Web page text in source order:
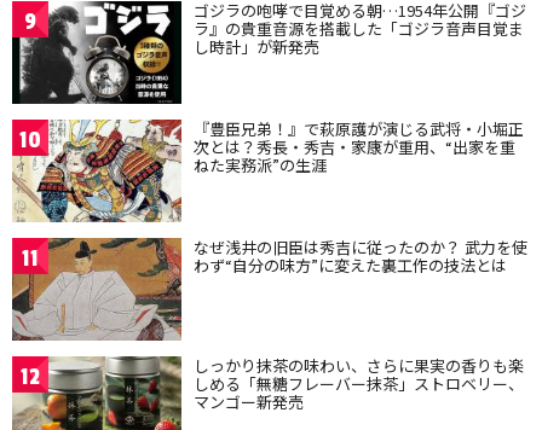
9 ゴジラの咆哮で目覚める朝…1954年公開『ゴジ
ラ』の貴重音源を搭載した「ゴジラ音声目覚ま
し時計」が新発売
10 『豊臣兄弟！』で萩原護が演じる武将・小堀正
次とは？秀長・秀吉・家康が重用、“出家を重
ねた実務派”の生涯
11 なぜ浅井の旧臣は秀吉に従ったのか？ 武力を使
わず“自分の味方”に変えた裏工作の技法とは
12 しっかり抹茶の味わい、さらに果実の香りも楽
しめる「無糖フレーバー抹茶」ストロベリー、
マンゴー新発売